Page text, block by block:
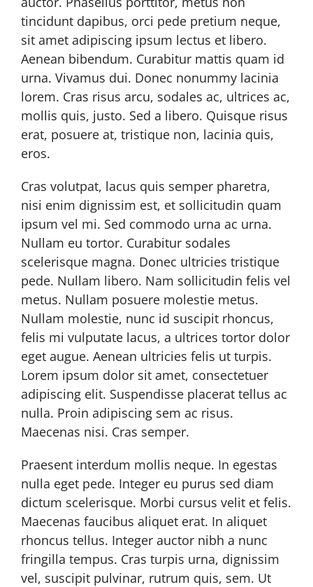
tincidunt dapibus, orci pede pretium neque,
sit amet adipiscing ipsum lectus et libero.
Aenean bibendum. Curabitur mattis quam id
urna. Vivamus dui. Donec nonummy lacinia
lorem. Cras risus arcu, sodales ac, ultrices ac,
mollis quis, justo. Sed a libero. Quisque risus
erat, posuere at, tristique non, lacinia quis,
eros.
Cras volutpat, lacus quis semper pharetra,
nisi enim dignissim est, et sollicitudin quam
ipsum vel mi. Sed commodo urna ac urna.
Nullam eu tortor. Curabitur sodales
scelerisque magna. Donec ultricies tristique
pede. Nullam libero. Nam sollicitudin felis vel
metus. Nullam posuere molestie metus.
Nullam molestie, nunc id suscipit rhoncus,
felis mi vulputate lacus, a ultrices tortor dolor
eget augue. Aenean ultricies felis ut turpis.
Lorem ipsum dolor sit amet, consectetuer
adipiscing elit. Suspendisse placerat tellus ac
nulla. Proin adipiscing sem ac risus.
Maecenas nisi. Cras semper.
Praesent interdum mollis neque. In egestas
nulla eget pede. Integer eu purus sed diam
dictum scelerisque. Morbi cursus velit et felis.
Maecenas faucibus aliquet erat. In aliquet
rhoncus tellus. Integer auctor nibh a nunc
fringilla tempus. Cras turpis urna, dignissim
vel, suscipit pulvinar, rutrum quis, sem. Ut